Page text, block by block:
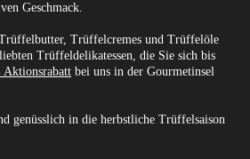
Geschmack.
Trüffelcremes und Trüffelöle
Trüffeldelikatessen, die Sie sich bis
Aktionsrabatt bei uns in der Gourmetinsel
genüsslich in die herbstliche Trüffelsaison